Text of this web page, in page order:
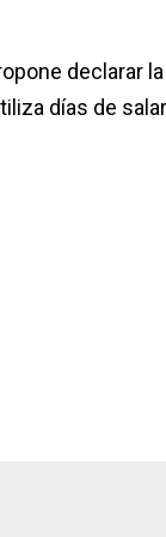
declarar
días de